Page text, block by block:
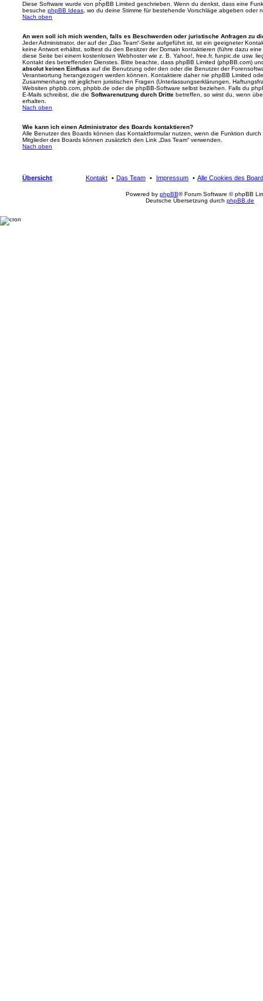
Diese Software wurde von phpBB Limited geschrieben. Wenn du denkst, dass eine
besuche phpBB Ideas , wo du deine Stimme für bestehende Vorschläge abgeben oder
Nach oben
An wen soll ich mich wenden, falls es Beschwerden oder juristische Anfragen zu
Jeder Administrator, der auf der „Das Team“-Seite aufgeführt ist, ist ein geeigneter
keine Antwort erhältst, solltest du den Besitzer der Domain kontaktieren (führe dazu eine
diese Seite bei einem kostenlosen Webhoster wie z. B. Yahoo!, free.fr, funpic.de usw.
Kontakt des betreffenden Dienstes. Bitte beachte, dass phpBB Limited (phpBB.com)
absolut keinen Einfluss auf die Benutzung oder den oder die Benutzer der
Verantwortung herangezogen werden können. Kontaktiere daher nie phpBB Limited
Zusammenhang mit jeglichen juristischen Fragen (Unterlassungserklärungen,
Websiten phpbb.com, phpbb.de oder die phpBB-Software selbst beziehen. Falls du
E-Mails schreibst, die die Softwarenutzung durch Dritte betreffen, so wirst du, wenn
erhalten.
Nach oben
Wie kann ich einen Administrator des Boards kontaktieren?
Alle Benutzer des Boards können das Kontaktformular nutzen, wenn die Funktion
Mitglieder des Boards können zusätzlich den Link „Das Team“ verwenden.
Nach oben
Übersicht Alle Cookies des
Impressum
Das Team
Kontakt
Powered by phpBB® Forum Software © phpBB
Deutsche Übersetzung durch phpBB.de